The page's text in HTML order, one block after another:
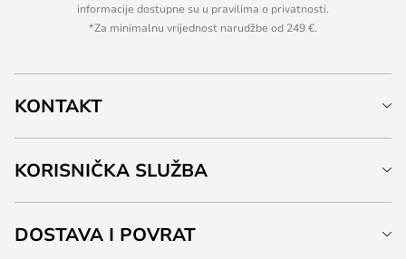
informacije dostupne su u pravilima o privatnosti.
*Za minimalnu vrijednost narudžbe od 249 €.
KONTAKT
KORISNIČKA SLUŽBA
DOSTAVA I POVRAT